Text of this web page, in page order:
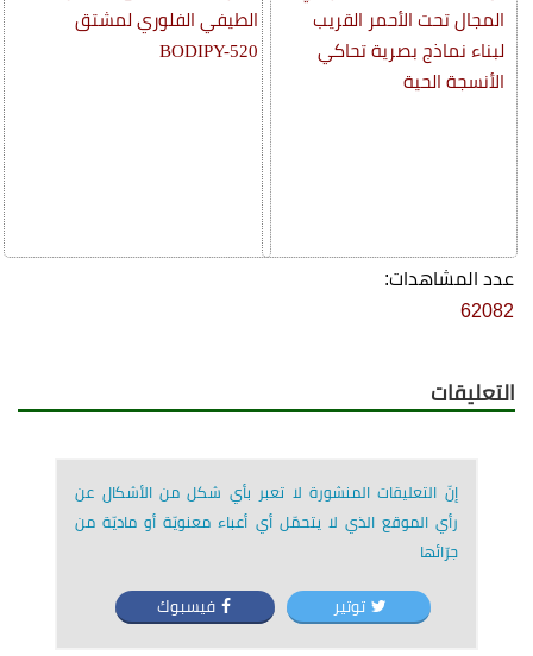
المجال تحت الأحمر القريب
لبناء نماذج بصرية تحاكي
الأنسجة الحية
الطيفي الفلوري لمشتق
BODIPY-520
عدد المشاهدات:
62082
التعليقات
إنّ التعليقات المنشورة لا تعبر بأي شكل من الأشكال عن
رأي الموقع الذي لا يتحمّل أي أعباء معنويّة أو ماديّة من
جرّائها
توتير فيسبوك